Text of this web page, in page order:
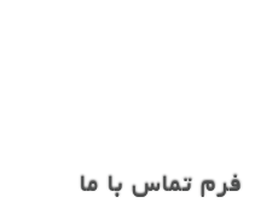
فرم تماس با ما